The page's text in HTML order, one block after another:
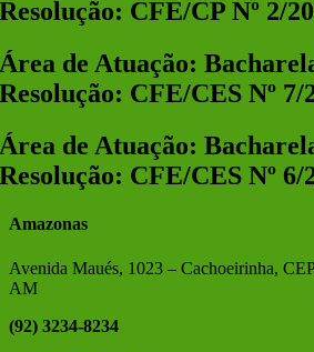
Resolução: CFE/CP Nº 2/
Área de Atuação:
Resolução: CFE/CES Nº 7/
Área de Atuação:
Resolução: CFE/CES Nº 6/
Amazonas
Avenida Maués, 1023 – Cachoeirinha,
AM
(92) 3234-8234